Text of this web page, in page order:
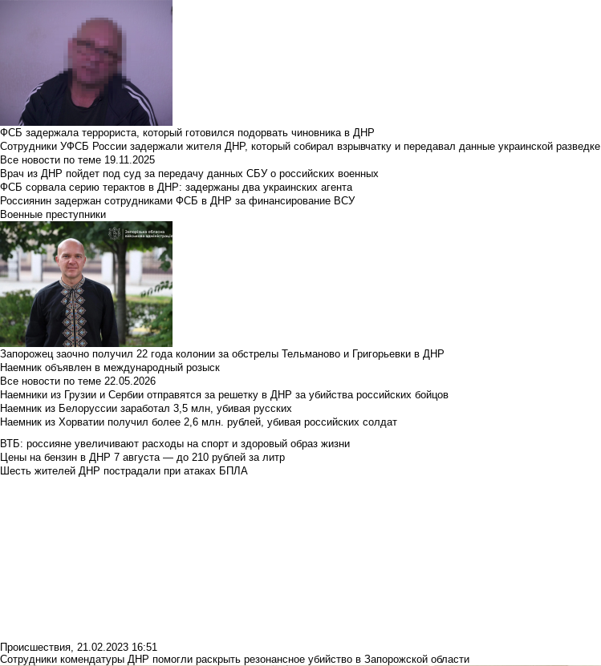
ФСБ задержала террориста, который готовился подорвать чиновника в ДНР
Сотрудники УФСБ России задержали жителя ДНР, который собирал взрывчатку и передавал данные украинской разведке
Все новости по теме 19.11.2025
Врач из ДНР пойдет под суд за передачу данных СБУ о российских военных
ФСБ сорвала серию терактов в ДНР: задержаны два украинских агента
Россиянин задержан сотрудниками ФСБ в ДНР за финансирование ВСУ
Военные преступники
Запорожец заочно получил 22 года колонии за обстрелы Тельманово и Григорьевки в ДНР
Наемник объявлен в международный розыск
Все новости по теме 22.05.2026
Наемники из Грузии и Сербии отправятся за решетку в ДНР за убийства российских бойцов
Наемник из Белоруссии заработал 3,5 млн, убивая русских
Наемник из Хорватии получил более 2,6 млн. рублей, убивая российских солдат
ВТБ: россияне увеличивают расходы на спорт и здоровый образ жизни
Цены на бензин в ДНР 7 августа — до 210 рублей за литр
Шесть жителей ДНР пострадали при атаках БПЛА
Происшествия 21.02.2023 16:51
Сотрудники комендатуры ДНР помогли раскрыть резонансное убийство в Запорожской области